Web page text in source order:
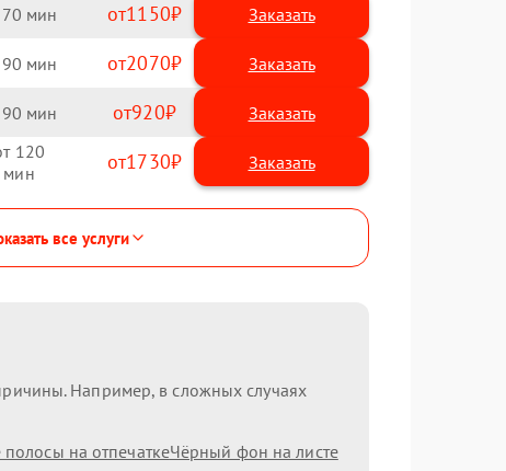
70 1150
90 2070
90 920
120 1730
все услуги
Например, в сложных случаях
на отпечаткеЧёрный фон на листе